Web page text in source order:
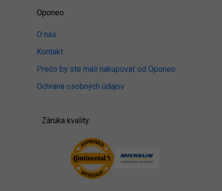
Oponeo
O nás
Kontakt
Prečo by ste mali nakupovať od Oponeo
Ochrana osobných údajov
Záruka kvality: